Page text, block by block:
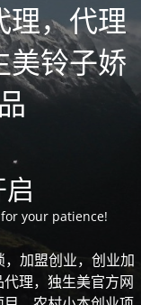
理，代理
美铃子娇
your patience!
加盟创业，创业加
理，独生美官方网